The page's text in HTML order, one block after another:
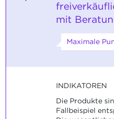
mit
Maximale
INDIKATOREN
Die Produkte
Fallbeispiel